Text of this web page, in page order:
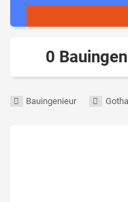
0
Bauingenieur Gotha